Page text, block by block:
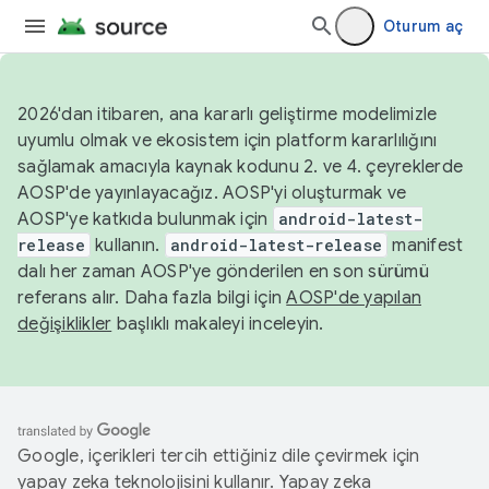
Oturum aç
2026'dan itibaren, ana kararlı geliştirme modelimizle
uyumlu olmak ve ekosistem için platform kararlılığını
sağlamak amacıyla kaynak kodunu 2. ve 4. çeyreklerde
AOSP'de yayınlayacağız. AOSP'yi oluşturmak ve
AOSP'ye katkıda bulunmak için
android-latest-
release kullanın. android-latest-release manifest
dalı her zaman AOSP'ye gönderilen en son sürümü
referans alır. Daha fazla bilgi içinAOSP'de yapılan
değişiklikler başlıklı makaleyi inceleyin.
Google, içerikleri tercih ettiğiniz dile çevirmek için
yapay zeka teknolojisini kullanır. Yapay zeka